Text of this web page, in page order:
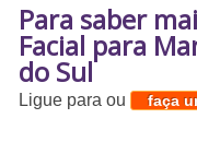
Para saber
Facial para
do Sul
Ligue paraou faça